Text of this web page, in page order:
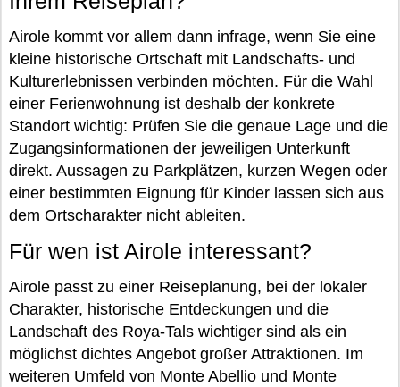
Airole kommt vor allem dann infrage, wenn Sie eine
kleine historische Ortschaft mit Landschafts- und
Kulturerlebnissen verbinden möchten. Für die Wahl
einer Ferienwohnung ist deshalb der konkrete
Standort wichtig: Prüfen Sie die genaue Lage und die
Zugangsinformationen der jeweiligen Unterkunft
direkt. Aussagen zu Parkplätzen, kurzen Wegen oder
einer bestimmten Eignung für Kinder lassen sich aus
dem Ortscharakter nicht ableiten.
Für wen ist Airole interessant?
Airole passt zu einer Reiseplanung, bei der lokaler
Charakter, historische Entdeckungen und die
Landschaft des Roya-Tals wichtiger sind als ein
möglichst dichtes Angebot großer Attraktionen. Im
weiteren Umfeld von Monte Abellio und Monte